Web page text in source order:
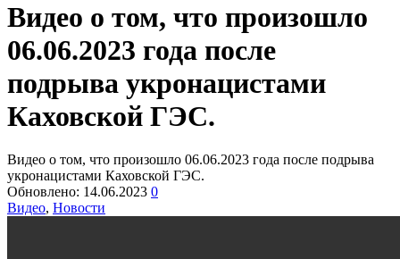
Видео о том, что произошло
06.06.2023 года после
подрыва укронацистами
Каховской ГЭС.
Видео о том, что произошло 06.06.2023 года после подрыва
укронацистами Каховской ГЭС.
Обновлено: 14.06.2023 0
Видео, Новости